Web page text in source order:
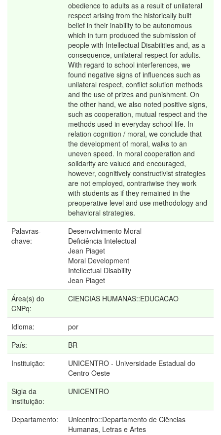
obedience to adults as a result of unilateral
respect arising from the historically built
belief in their inability to be autonomous
which in turn produced the submission of
people with Intellectual Disabilities and, as a
consequence, unilateral respect for adults.
With regard to school interferences, we
found negative signs of influences such as
unilateral respect, conflict solution methods
and the use of prizes and punishment. On
the other hand, we also noted positive signs,
such as cooperation, mutual respect and the
methods used in everyday school life. In
relation cognition / moral, we conclude that
the development of moral, walks to an
uneven speed. In moral cooperation and
solidarity are valued and encouraged,
however, cognitively constructivist strategies
are not employed, contrariwise they work
with students as if they remained in the
preoperative level and use methodology and
behavioral strategies.
Palavras-
chave:
Desenvolvimento Moral
Deficiência Intelectual
Jean Piaget
Moral Development
Intellectual Disability
Jean Piaget
Área(s) do
CNPq:
CIENCIAS HUMANAS::EDUCACAO
Idioma:
por
País:
BR
Instituição:
UNICENTRO - Universidade Estadual do
Centro Oeste
Sigla da
instituição:
UNICENTRO
Departamento:
Unicentro::Departamento de Ciências
Humanas, Letras e Artes